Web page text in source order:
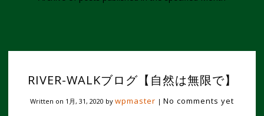
RIVER-WALKブログ【自然は無限で】
Written on 1月, 31, 2020 by wpmaster | No comments yet